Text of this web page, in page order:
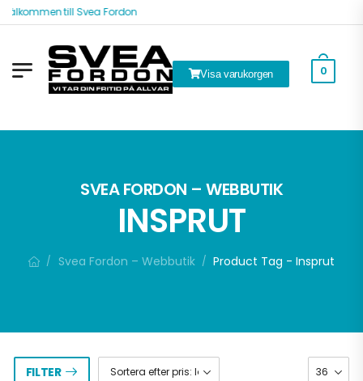
Välkommen till Svea Fordon
Visa varukorgen 0
SVEA FORDON – WEBBUTIK
INSPRUT
/ Svea Fordon – Webbutik / Product Tag - Insprut
FILTER